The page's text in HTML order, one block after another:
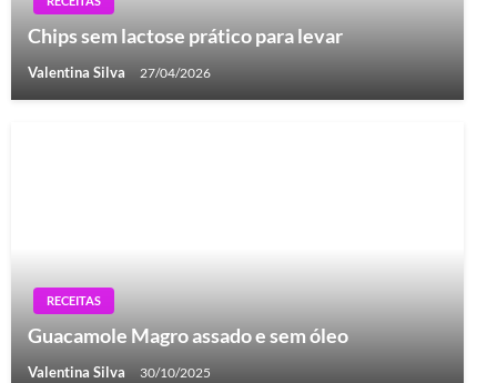
Chips sem lactose prático para levar
Valentina Silva 27/04/2026
RECEITAS
Guacamole Magro assado e sem óleo
Valentina Silva 30/10/2025